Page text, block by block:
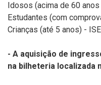
Idosos (acima de 60
Estudantes (com
Crianças (até 5 anos) -
- A aquisição de
na bilheteria localizada